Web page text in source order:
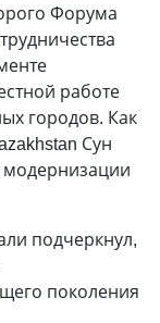
Форума
работе
городов. Как
Сун
подчеркнул,
поколения